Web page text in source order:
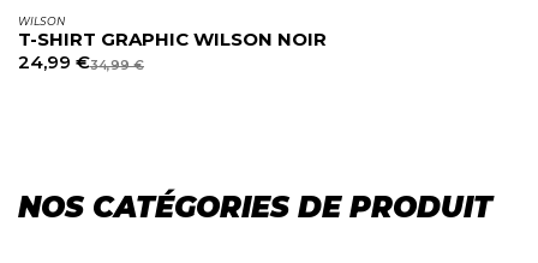
WILSON
T-SHIRT GRAPHIC WILSON NOIR
24,99 €34,99€
NOS CATÉGORIES DE PRODUIT